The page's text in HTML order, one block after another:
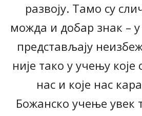
развоју. Тамо су
можда и добар знак –
представљају
није тако у учењу које
нас и које нас
Божанско учење увек